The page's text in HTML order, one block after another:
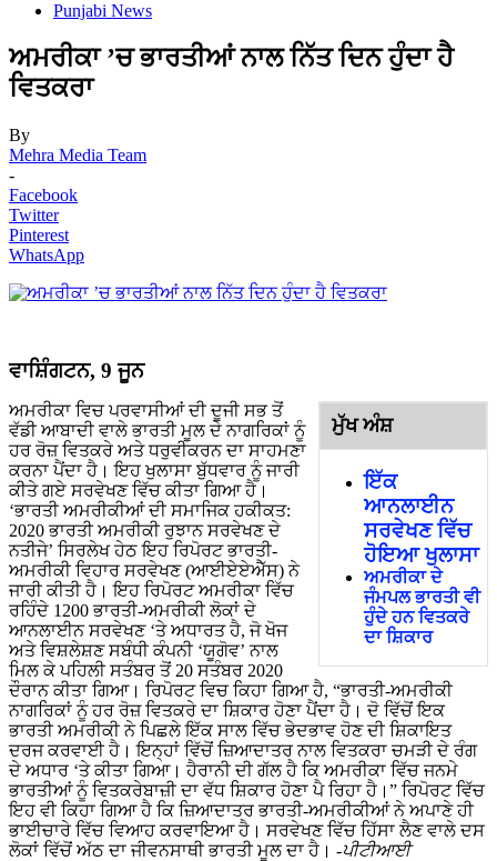
Punjabi News
ਅਮਰੀਕਾ ’ਚ ਭਾਰਤੀਆਂ ਨਾਲ ਨਿੱਤ ਦਿਨ ਹੁੰਦਾ ਹੈ
ਵਿਤਕਰਾ
By
Mehra Media Team
-
Facebook
Twitter
Pinterest
WhatsApp
ਵਾਸ਼ਿੰਗਟਨ, 9 ਜੂਨ
ਮੁੱਖ ਅੰਸ਼
ਇੱਕ
ਆਨਲਾਈਨ
ਸਰਵੇਖਣ ਵਿੱਚ
ਹੋਇਆ ਖੁਲਾਸਾ
ਅਮਰੀਕਾ ਦੇ
ਜੰਮਪਲ ਭਾਰਤੀ ਵੀ
ਹੁੰਦੇ ਹਨ ਵਿਤਕਰੇ
ਦਾ ਸ਼ਿਕਾਰ
ਅਮਰੀਕਾ ਵਿਚ ਪਰਵਾਸੀਆਂ ਦੀ ਦੂਜੀ ਸਭ ਤੋਂ
ਵੱਡੀ ਆਬਾਦੀ ਵਾਲੇ ਭਾਰਤੀ ਮੂਲ ਦੇ ਨਾਗਰਿਕਾਂ ਨੂੰ
ਹਰ ਰੋਜ਼ ਵਿਤਕਰੇ ਅਤੇ ਧਰੁਵੀਕਰਨ ਦਾ ਸਾਹਮਣਾ
ਕਰਨਾ ਪੈਂਦਾ ਹੈ। ਇਹ ਖੁਲਾਸਾ ਬੁੱਧਵਾਰ ਨੂੰ ਜਾਰੀ
ਕੀਤੇ ਗਏ ਸਰਵੇਖਣ ਵਿੱਚ ਕੀਤਾ ਗਿਆ ਹੈ।
‘ਭਾਰਤੀ ਅਮਰੀਕੀਆਂ ਦੀ ਸਮਾਜਿਕ ਹਕੀਕਤ:
2020 ਭਾਰਤੀ ਅਮਰੀਕੀ ਰੁਝਾਨ ਸਰਵੇਖਣ ਦੇ
ਨਤੀਜੇ’ ਸਿਰਲੇਖ ਹੇਠ ਇਹ ਰਿਪੋਰਟ ਭਾਰਤੀ-
ਅਮਰੀਕੀ ਵਿਹਾਰ ਸਰਵੇਖਣ (ਆਈਏਏਐੱਸ) ਨੇ
ਜਾਰੀ ਕੀਤੀ ਹੈ। ਇਹ ਰਿਪੋਰਟ ਅਮਰੀਕਾ ਵਿੱਚ
ਰਹਿੰਦੇ 1200 ਭਾਰਤੀ-ਅਮਰੀਕੀ ਲੋਕਾਂ ਦੇ
ਆਨਲਾਈਨ ਸਰਵੇਖਣ ‘ਤੇ ਅਧਾਰਤ ਹੈ, ਜੋ ਖੋਜ
ਅਤੇ ਵਿਸ਼ਲੇਸ਼ਣ ਸਬੰਧੀ ਕੰਪਨੀ ‘ਯੂਗੋਵ’ ਨਾਲ
ਮਿਲ ਕੇ ਪਹਿਲੀ ਸਤੰਬਰ ਤੋਂ 20 ਸਤੰਬਰ 2020
ਦੌਰਾਨ ਕੀਤਾ ਗਿਆ। ਰਿਪੋਰਟ ਵਿਚ ਕਿਹਾ ਗਿਆ ਹੈ, “ਭਾਰਤੀ-ਅਮਰੀਕੀ
ਨਾਗਰਿਕਾਂ ਨੂੰ ਹਰ ਰੋਜ਼ ਵਿਤਕਰੇ ਦਾ ਸ਼ਿਕਾਰ ਹੋਣਾ ਪੈਂਦਾ ਹੈ। ਦੋ ਵਿੱਚੋਂ ਇਕ
ਭਾਰਤੀ ਅਮਰੀਕੀ ਨੇ ਪਿਛਲੇ ਇੱਕ ਸਾਲ ਵਿੱਚ ਭੇਦਭਾਵ ਹੋਣ ਦੀ ਸ਼ਿਕਾਇਤ
ਦਰਜ ਕਰਵਾਈ ਹੈ। ਇਨ੍ਹਾਂ ਵਿੱਚੋਂ ਜ਼ਿਆਦਾਤਰ ਨਾਲ ਵਿਤਕਰਾ ਚਮੜੀ ਦੇ ਰੰਗ
ਦੇ ਅਧਾਰ ‘ਤੇ ਕੀਤਾ ਗਿਆ। ਹੈਰਾਨੀ ਦੀ ਗੱਲ ਹੈ ਕਿ ਅਮਰੀਕਾ ਵਿੱਚ ਜਨਮੇ
ਭਾਰਤੀਆਂ ਨੂੰ ਵਿਤਕਰੇਬਾਜ਼ੀ ਦਾ ਵੱਧ ਸ਼ਿਕਾਰ ਹੋਣਾ ਪੈ ਰਿਹਾ ਹੈ।” ਰਿਪੋਰਟ ਵਿੱਚ
ਇਹ ਵੀ ਕਿਹਾ ਗਿਆ ਹੈ ਕਿ ਜ਼ਿਆਦਾਤਰ ਭਾਰਤੀ-ਅਮਰੀਕੀਆਂ ਨੇ ਅਪਾਣੇ ਹੀ
ਭਾਈਚਾਰੇ ਵਿੱਚ ਵਿਆਹ ਕਰਵਾਇਆ ਹੈ। ਸਰਵੇਖਣ ਵਿੱਚ ਹਿੱਸਾ ਲੈਣ ਵਾਲੇ ਦਸ
ਲੋਕਾਂ ਵਿੱਚੋਂ ਅੱਠ ਦਾ ਜੀਵਨਸਾਥੀ ਭਾਰਤੀ ਮੂਲ ਦਾ ਹੈ। -ਪੀਟੀਆਈ